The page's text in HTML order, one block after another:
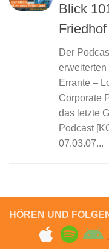
Blick
Der
erweiterten
Errante –
Corporate
das letzte
Podcast
07.03.07...
HÖREN UND